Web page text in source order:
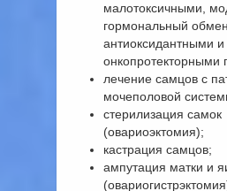
малотоксичными,
гормональный
антиоксидантными и
онкопротекторными
лечение самцов с
мочеполовой
стерилизация самок
(овариоэктомия);
кастрация самцов;
ампутация матки и